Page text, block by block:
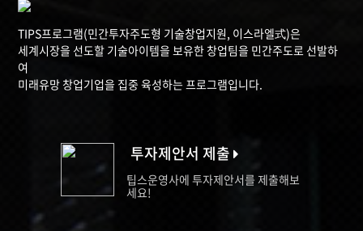
TIPS프로그램(민간투자주도형 기술창업지원, 이스라엘式)은
세계시장을 선도할 기술아이템을 보유한 창업팀을 민간주도로 선발하
여
미래유망 창업기업을 집중 육성하는 프로그램입니다.
투자제안서 제출
팁스운영사에 투자제안서를 제출해보
세요!